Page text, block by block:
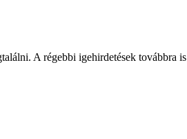
A régebbi igehirdetések továbbra is